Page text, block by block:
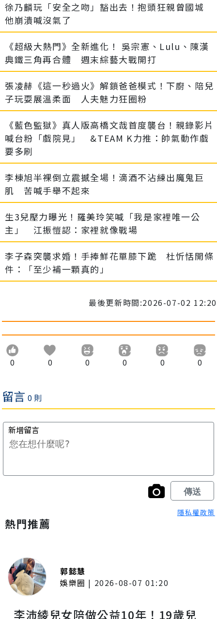
徐乃麟玩「安全之吻」豁出去！抱頭狂親曾國城
他崩潰喊沒氣了
《超級大熱門》全新進化！ 吳宗憲、Lulu、陳漢
典鐵三角再合體 週末綜藝大戰開打
張凌赫《這一秒過火》解鎖爸爸模式！下廚、陪兒
子玩耍展溫柔面 人夫魅力狂圈粉
《藍色監獄》真人版高橋文哉首度襲台！親錄影片
喊台粉「戲院見」 &TEAM K力推：帥氣動作戲
要多刷
李棟旭半裸倒立震撼全場！滴酒不沾練出魔鬼巨
肌 苦喊手舉不起來
生3兒壓力曝光！羅美玲笑喊「我是家裡唯一公
主」 江振愷認：家裡就像戰場
李子森突襲求婚！手捧鮮花單膝下跪 杜忻恬開條
件：「至少補一顆真的」
最後更新時間:2026-07-02 12:20
0 0 0 0 0 0
隱私權政策
熱門推薦
郭懿慧
娛樂圈 | 2026-08-07 01:20
李沛綾兒女陪做公益10年！19歲兒